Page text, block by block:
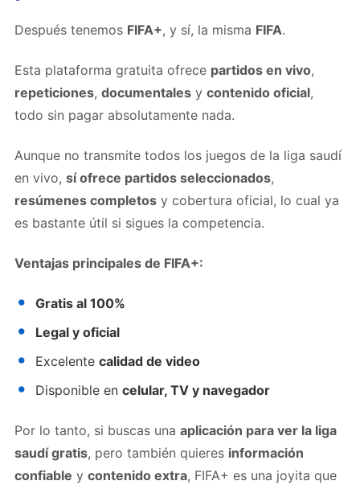
Después tenemos FIFA+, y sí, la misma FIFA.
Esta plataforma gratuita ofrece partidos en vivo,
repeticiones, documentales y contenido oficial,
todo sin pagar absolutamente nada.
Aunque no transmite todos los juegos de la liga saudí
en vivo, sí ofrece partidos seleccionados,
resúmenes completos y cobertura oficial, lo cual ya
es bastante útil si sigues la competencia.
Ventajas principales de FIFA+:
Gratis al 100%
Legal y oficial
Excelente calidad de video
Disponible en celular, TV y navegador
Por lo tanto, si buscas una aplicación para ver la liga
saudí gratis, pero también quieres información
confiable y contenido extra, FIFA+ es una joyita que